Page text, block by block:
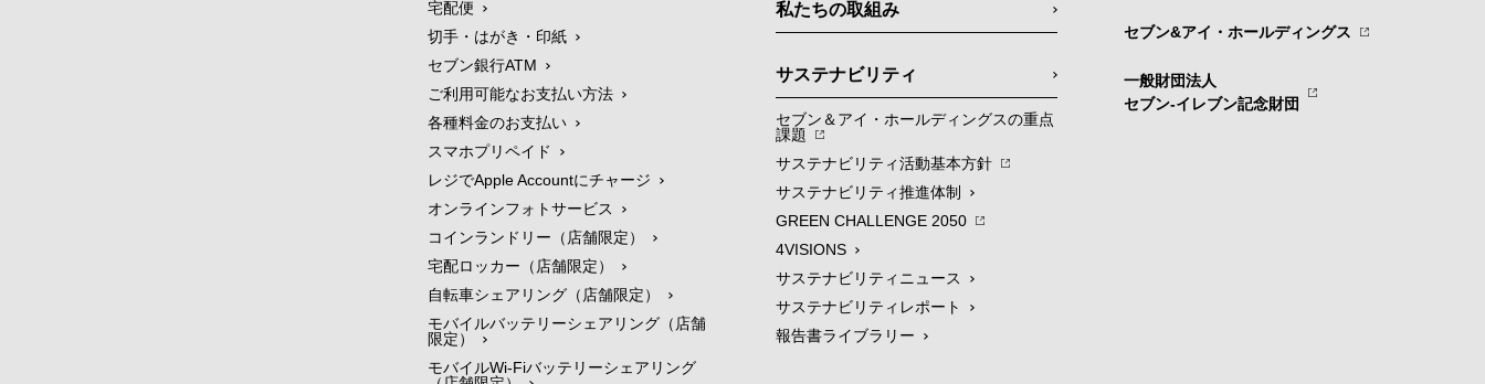
宅配便
切手・はがき・印紙
セブン銀行ATM
ご利用可能なお支払い方法
各種料金のお支払い
スマホプリペイド
レジでApple Accountにチャージ
オンラインフォトサービス
コインランドリー（店舗限定）
宅配ロッカー（店舗限定）
自転車シェアリング（店舗限定）
モバイルバッテリーシェアリング（店舗
限定）
モバイルWi-Fiバッテリーシェアリング
私たちの取組み
サステナビリティ
セブン＆アイ・ホールディングスの重点
課題
サステナビリティ活動基本方針
サステナビリティ推進体制
GREEN CHALLENGE 2050
4VISIONS
サステナビリティニュース
サステナビリティレポート
報告書ライブラリー
セブン&アイ・ホールディングス
一般財団法人
セブン-イレブン記念財団